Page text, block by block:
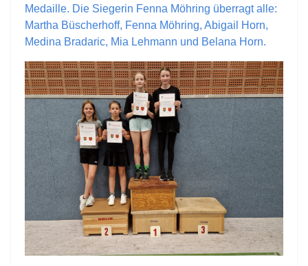
Medaille. Die Siegerin Fenna Möhring überragt alle:
Martha Büscherhoff, Fenna Möhring, Abigail Horn,
Medina Bradaric, Mia Lehmann und Belana Horn.